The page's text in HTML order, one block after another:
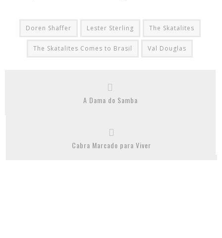
Doren Shaffer Lester Sterling The Skatalites
The Skatalites Comes to Brasil Val Douglas
A Dama do Samba
Cabra Marcado para Viver